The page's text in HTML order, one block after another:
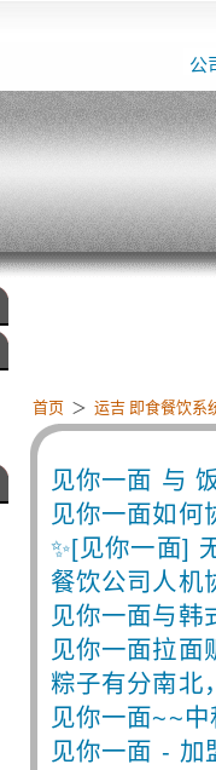
公
首页 ＞ 运吉 即食餐饮系
见你一面 与
见你一面如何
✨[见你一面]
餐饮公司人机
见你一面与韩
见你一面拉面
粽子有分南北
见你一面~~
见你一面 - 加